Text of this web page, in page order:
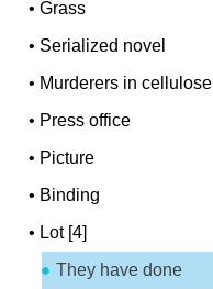
•Grass
• Serialized novel
• Murderers in cellulose
• Press office
• Picture
• Binding
• Lot [4]
They have done